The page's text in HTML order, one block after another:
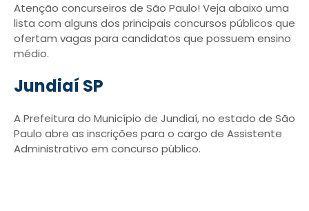
Atenção concurseiros de São Paulo! Veja abaixo uma
lista com alguns dos principais concursos públicos que
ofertam vagas para candidatos que possuem ensino
médio.
Jundiaí SP
A Prefeitura do Município de Jundiaí, no estado de São
Paulo abre as inscrições para o cargo de Assistente
Administrativo em concurso público.